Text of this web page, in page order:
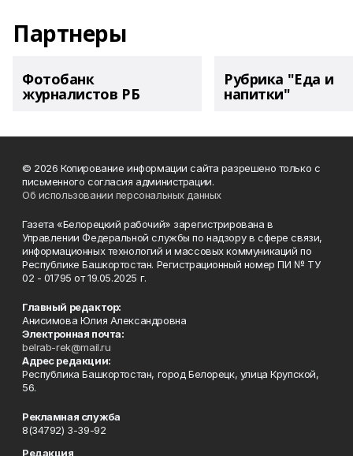
Партнеры
Фотобанк
журналистов РБ
Рубрика "Еда и
напитки"
© 2026 Копирование информации сайта разрешено только с
письменного согласия администрации.
Об использовании персональных данных
Газета «Белорецкий рабочий» зарегистрирована в
Управлении Федеральной службы по надзору в сфере связи,
информационных технологий и массовых коммуникаций по
Республике Башкортостан. Регистрационный номер ПИ № ТУ
02 - 01795 от 19.05.2025 г.
Главный редактор:
Анисимова Юлия Александровна
Электронная почта:
belrab-rek@mail.ru
Адрес редакции:
Республика Башкортостан, город Белорецк, улица Крупской,
56.
Рекламная служба
8(34792) 3-39-92
Редакция